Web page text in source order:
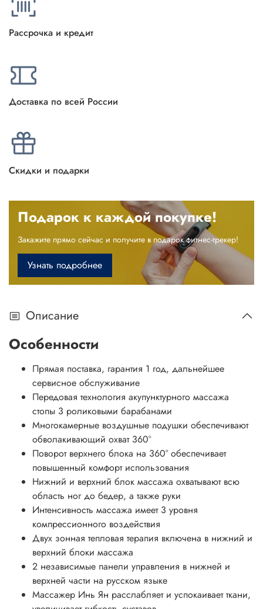
Рассрочка и кредит
Доставка по всей России
Скидки и подарки
Подарок к каждой покупке!
Закажите прямо сейчас и получите в подарок фитнес-трекер!
Узнать подробнее
Описание
Особенности
Прямая поставка, гарантия 1 год, дальнейшее
сервисное обслуживание
Передовая технология акупунктурного массажа
стопы 3 роликовыми барабанами
Многокамерные воздушные подушки обеспечивают
обволакивающий охват 360°
Поворот верхнего блока на 360° обеспечивает
повышенный комфорт использования
Нижний и верхний блок массажа охватывают всю
область ног до бедер, а также руки
Интенсивность массажа имеет 3 уровня
компрессионного воздействия
Двух зонная тепловая терапия включена в нижний и
верхний блоки массажа
2 независимые панели управления в нижней и
верхней части на русском языке
Массажер Инь Ян расслабляет и успокаивает ткани,